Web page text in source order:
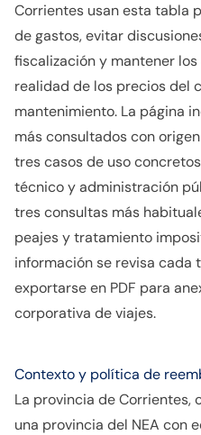
Corrientes usan esta tabla
de gastos, evitar
fiscalización y mantener
realidad de los precios del
mantenimiento. La página
más consultados con
tres casos de uso
técnico y administración
tres consultas más
peajes y tratamiento
información se revisa cada
exportarse en PDF para
corporativa de viajes.
Contexto y política de
La provincia de Corrientes,
una provincia del NEA con